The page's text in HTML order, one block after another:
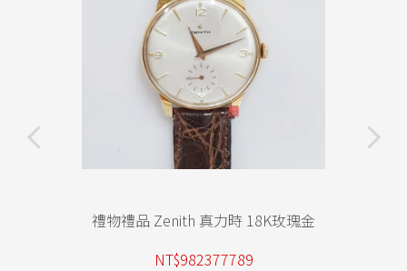
禮物禮品 Zenith 真力時 18K玫瑰金
NT$982377789